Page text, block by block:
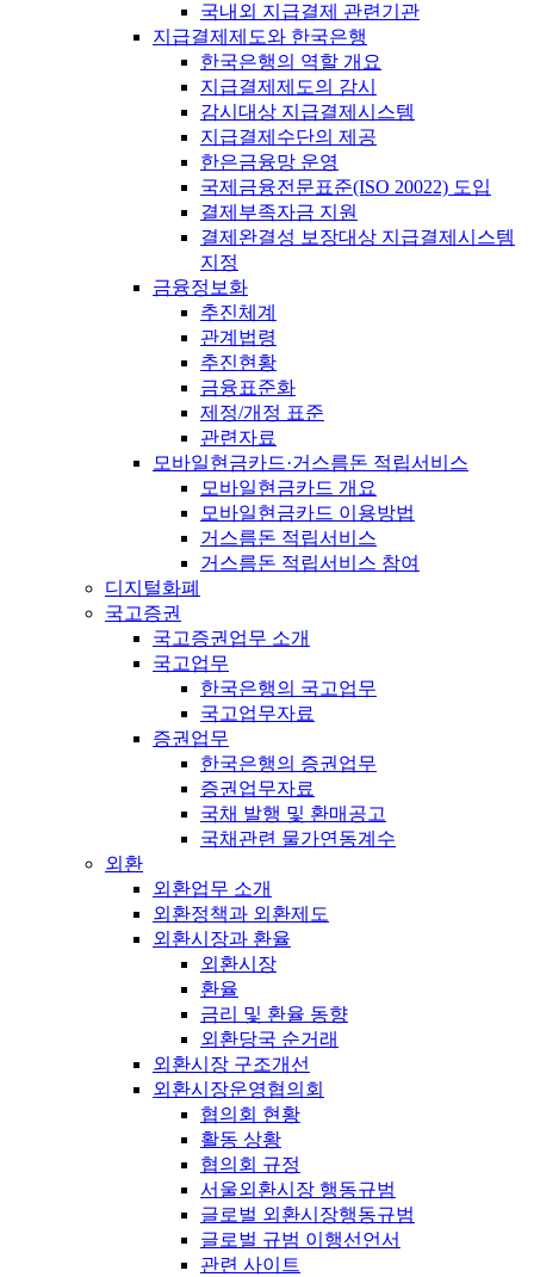
국내외 지급결제 관련기관
지급결제제도와 한국은행
한국은행의 역할 개요
지급결제제도의 감시
감시대상 지급결제시스템
지급결제수단의 제공
한은금융망 운영
국제금융전문표준(ISO 20022) 도입
결제부족자금 지원
결제완결성 보장대상 지급결제시스템
지정
금융정보화
추진체계
관계법령
추진현황
금융표준화
제정/개정 표준
관련자료
모바일현금카드·거스름돈 적립서비스
모바일현금카드 개요
모바일현금카드 이용방법
거스름돈 적립서비스
거스름돈 적립서비스 참여
디지털화폐
국고증권
국고증권업무 소개
국고업무
한국은행의 국고업무
국고업무자료
증권업무
한국은행의 증권업무
증권업무자료
국채 발행 및 환매공고
국채관련 물가연동계수
외환
외환업무 소개
외환정책과 외환제도
외환시장과 환율
외환시장
환율
금리 및 환율 동향
외환당국 순거래
외환시장 구조개선
외환시장운영협의회
협의회 현황
활동 상황
협의회 규정
서울외환시장 행동규범
글로벌 외환시장행동규범
글로벌 규범 이행선언서
관련 사이트